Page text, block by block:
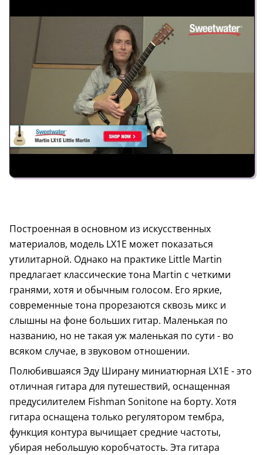
Построенная в основном из искусственных
материалов, модель LX1E может показаться
утилитарной. Однако на практике Little Martin
предлагает классические тона Martin с четкими
гранями, хотя и обычным голосом. Его яркие,
современные тона прорезаются сквозь микс и
слышны на фоне больших гитар. Маленькая по
названию, но не такая уж маленькая по сути - во
всяком случае, в звуковом отношении.
Полюбившаяся Эду Ширану миниатюрная LX1E - это
отличная гитара для путешествий, оснащенная
предусилителем Fishman Sonitone на борту. Хотя
гитара оснащена только регулятором тембра,
функция контура вычищает средние частоты,
убирая небольшую коробчатость. Эта гитара